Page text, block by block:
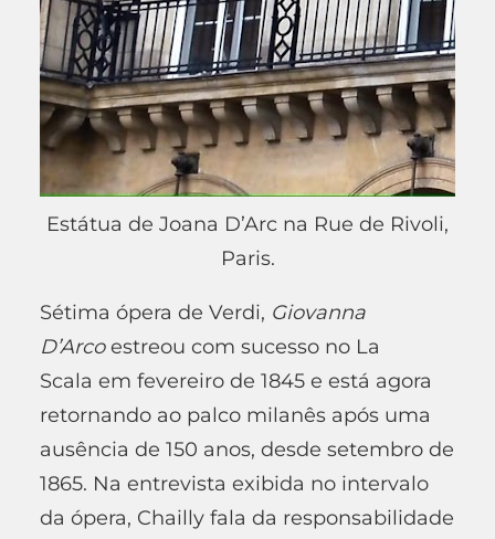
Estátua de Joana D’Arc na Rue de Rivoli,
Paris.
Sétima ópera de Verdi, Giovanna
D’Arcoestreou com sucesso no La
Scala em fevereiro de 1845 e está agora
retornando ao palco milanês após uma
ausência de 150 anos, desde setembro de
1865. Na entrevista exibida no intervalo
da ópera, Chailly fala da responsabilidade